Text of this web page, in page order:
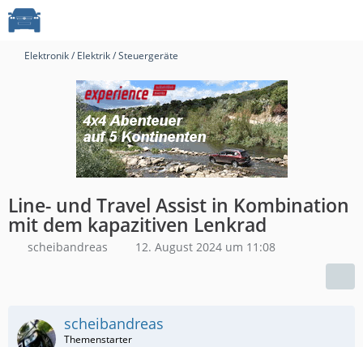
Elektronik / Elektrik / Steuergeräte
Line- und Travel Assist in Kombination
mit dem kapazitiven Lenkrad
scheibandreas 12. August 2024 um 11:08
scheibandreas